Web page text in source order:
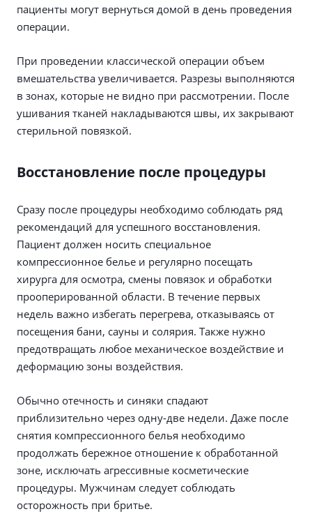
пациенты могут вернуться домой в день проведения
операции.
При проведении классической операции объем
вмешательства увеличивается. Разрезы выполняются
в зонах, которые не видно при рассмотрении. После
ушивания тканей накладываются швы, их закрывают
стерильной повязкой.
Восстановление после процедуры
Сразу после процедуры необходимо соблюдать ряд
рекомендаций для успешного восстановления.
Пациент должен носить специальное
компрессионное белье и регулярно посещать
хирурга для осмотра, смены повязок и обработки
прооперированной области. В течение первых
недель важно избегать перегрева, отказываясь от
посещения бани, сауны и солярия. Также нужно
предотвращать любое механическое воздействие и
деформацию зоны воздействия.
Обычно отечность и синяки спадают
приблизительно через одну-две недели. Даже после
снятия компрессионного белья необходимо
продолжать бережное отношение к обработанной
зоне, исключать агрессивные косметические
процедуры. Мужчинам следует соблюдать
осторожность при бритье.